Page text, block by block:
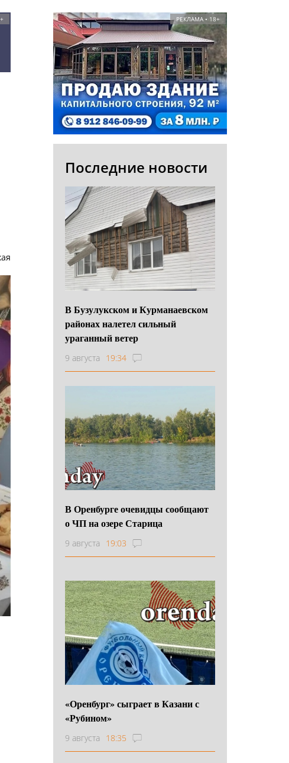
РЕКЛАМА • 18+
Последние новости
В Бузулукском и Курманаевском
районах налетел сильный
ураганный ветер
9 августа 19:34
В Оренбурге очевидцы сообщают
о ЧП на озере Старица
9 августа 19:03
«Оренбург» сыграет в Казани с
«Рубином»
9 августа 18:35